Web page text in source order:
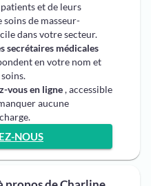
et de leurs
soins de masseur-
dans votre secteur.
secrétaires médicales
en votre nom et
vous en ligne, accessible
aucune
NOUS